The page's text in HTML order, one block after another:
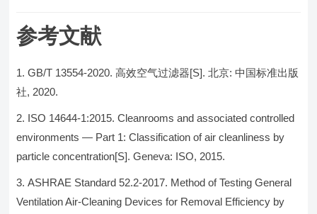
参考文献
GB/T 13554-2020. 高效空气过滤器[S]. 北京: 中国标准出版
社, 2020.
ISO 14644-1:2015. Cleanrooms and associated controlled
environments — Part 1: Classification of air cleanliness by
particle concentration[S]. Geneva: ISO, 2015.
ASHRAE Standard 52.2-2017. Method of Testing General
Ventilation Air-Cleaning Devices for Removal Efficiency by